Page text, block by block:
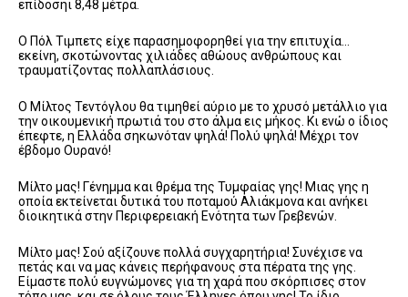
επίδοσηι 8,48 μέτρα.
Ο Πόλ Τιμπετς είχε παρασημοφορηθεί για την επιτυχία…
εκείνη, σκοτώνοντας χιλιάδες αθώους ανθρώπους και
τραυματίζοντας πολλαπλάσιους.
Ο Μίλτος Τεντόγλου θα τιμηθεί αύριο με το χρυσό μετάλλιο για
την οικουμενική πρωτιά του στο άλμα εις μήκος. Κι ενώ ο ίδιος
έπεφτε, η Ελλάδα σηκωνόταν ψηλά! Πολύ ψηλά! Μέχρι τον
έβδομο Ουρανό!
Μίλτο μας! Γένημμα και θρέμα της Τυμφαίας γης! Μιας γης η
οποία εκτείνεται δυτικά του ποταμού Αλιάκμονα και ανήκει
διοικητικά στην Περιφερειακή Ενότητα των Γρεβενών.
Μίλτο μας! Σού αξίζουνε πολλά συγχαρητήρια! Συνέχισε να
πετάς και να μας κάνεις περήφανους στα πέρατα της γης.
Είμαστε πολύ ευγνώμονες για τη χαρά που σκόρπισες στον